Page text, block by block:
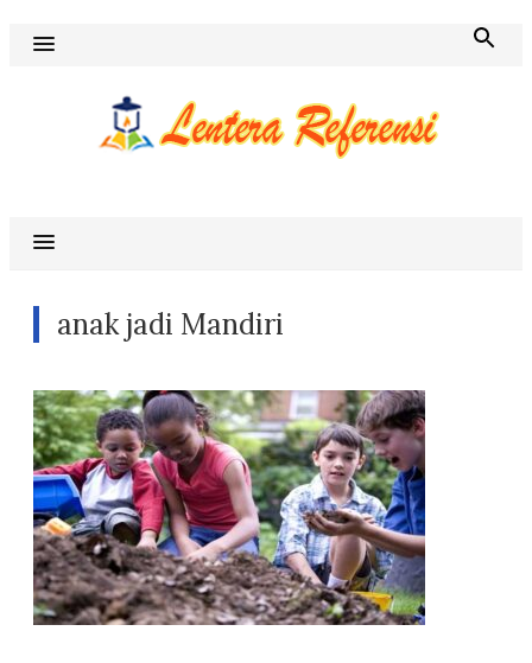
Skip
anak jadi Mandiri